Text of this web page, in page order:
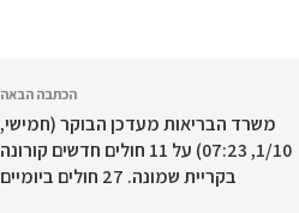
הכתבה הבאה
משרד הבריאות מעדכן הבוקר (חמישי,
1/10, 07:23) על 11 חולים חדשים קורונה
בקריית שמונה. 27 חולים ביומיים